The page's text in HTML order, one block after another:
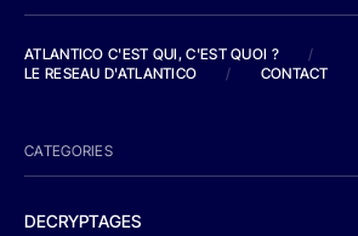
ATLANTICO C'EST QUI, C'EST QUOI ?
/
LE RESEAU D'ATLANTICO
/ CONTACT
CATEGORIES
DECRYPTAGES